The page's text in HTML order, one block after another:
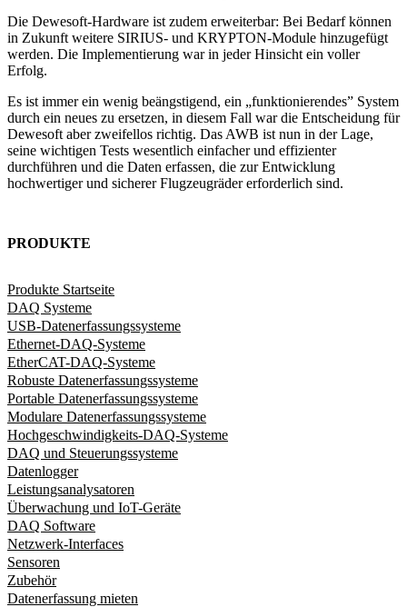
Die Dewesoft-Hardware ist zudem erweiterbar: Bei Bedarf können
in Zukunft weitere SIRIUS- und KRYPTON-Module hinzugefügt
werden. Die Implementierung war in jeder Hinsicht ein voller
Erfolg.
Es ist immer ein wenig beängstigend, ein „funktionierendes” System
durch ein neues zu ersetzen, in diesem Fall war die Entscheidung für
Dewesoft aber zweifellos richtig. Das AWB ist nun in der Lage,
seine wichtigen Tests wesentlich einfacher und effizienter
durchführen und die Daten erfassen, die zur Entwicklung
hochwertiger und sicherer Flugzeugräder erforderlich sind.
PRODUKTE
Produkte Startseite
DAQ Systeme
USB-Datenerfassungssysteme
Ethernet-DAQ-Systeme
EtherCAT-DAQ-Systeme
Robuste Datenerfassungssysteme
Portable Datenerfassungssysteme
Modulare Datenerfassungssysteme
Hochgeschwindigkeits-DAQ-Systeme
DAQ und Steuerungssysteme
Datenlogger
Leistungsanalysatoren
Überwachung und IoT-Geräte
DAQ Software
Netzwerk-Interfaces
Sensoren
Zubehör
Datenerfassung mieten